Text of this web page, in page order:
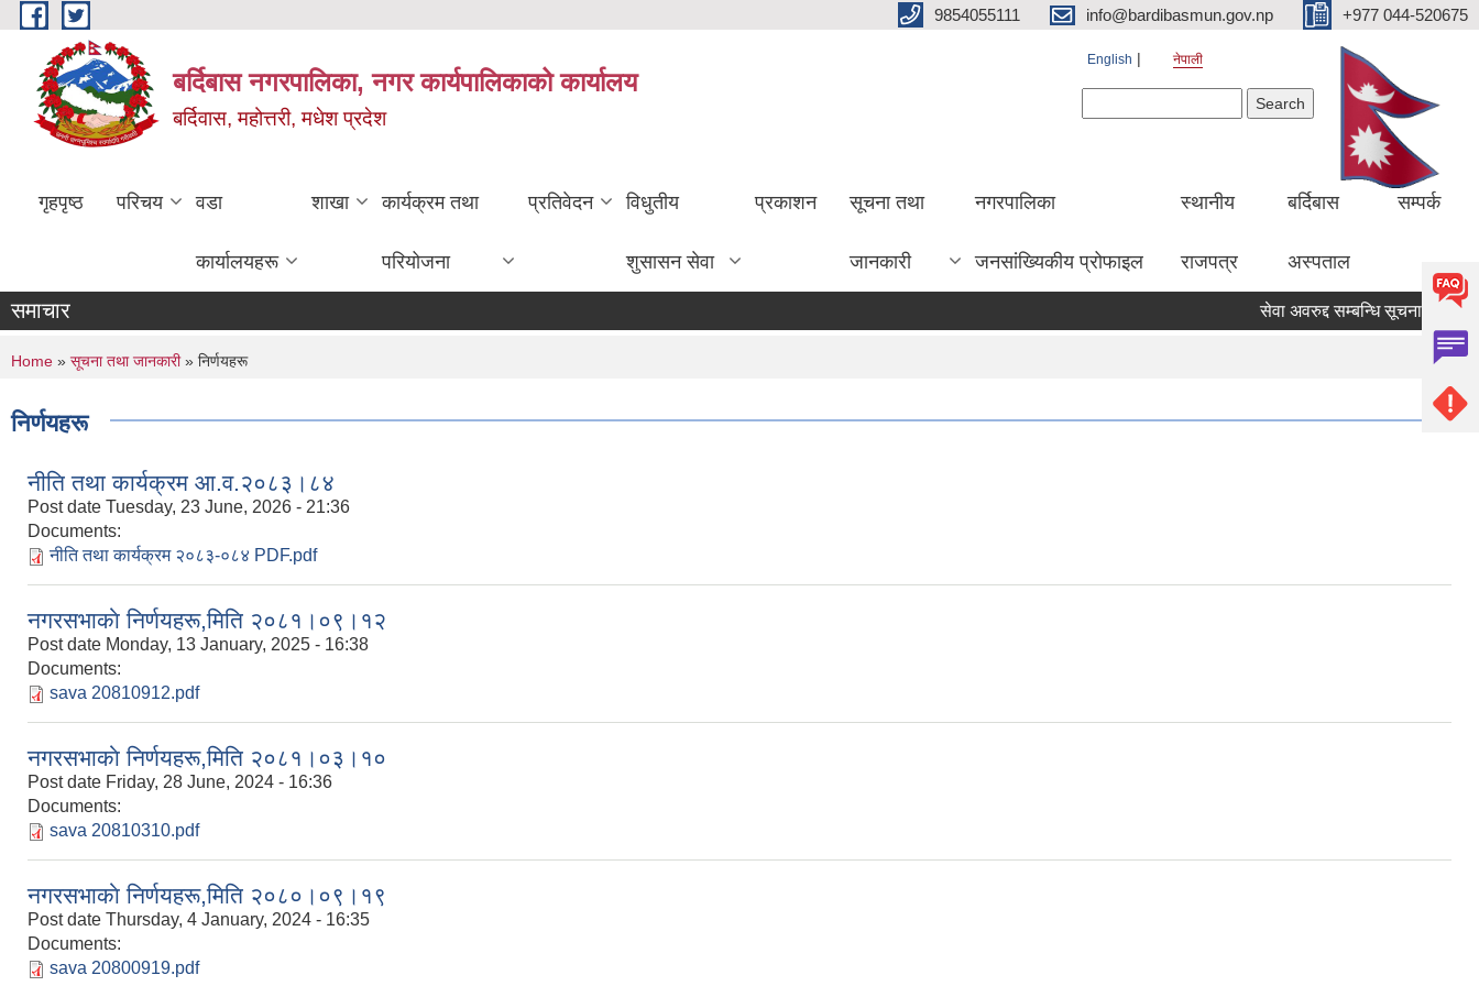
Skip to main content 9854055111 info@bardibasmun.gov.np +977 044-520675
बर्दिबास नगरपालिका, नगर कार्यपालिकाको कार्यालय
बर्दिवास, महोत्तरी, मधेश प्रदेश
English नेपाली
गृहपृष्ठ परिचय वडा
कार्यालयहरू
शाखा कार्यक्रम तथा
परियोजना
प्रतिवेदन विधुतीय
शुसासन सेवा
प्रकाशन सूचना तथा
जानकारी
नगरपालिका
जनसांख्यिकीय प्रोफाइल
स्थानीय
राजपत्र
बर्दिबास
अस्पताल
सम्पर्क
समाचार सेवा अवरुद्द सम्बन्धि सूचना
You are here
Home » सूचना तथा जानकारी» निर्णयहरू
निर्णयहरू
नीति तथा कार्यक्रम आ.व.२०८३।८४
Post date Tuesday, 23 June, 2026 - 21:36
Documents:
नीति तथा कार्यक्रम २०८३-०८४ PDF.pdf
नगरसभाकाे निर्णयहरू,मिति २०८१।०९।१२
Post date Monday, 13 January, 2025 - 16:38
Documents:
sava 20810912.pdf
नगरसभाकाे निर्णयहरू,मिति २०८१।०३।१०
Post date Friday, 28 June, 2024 - 16:36
Documents:
sava 20810310.pdf
नगरसभाकाे निर्णयहरू,मिति २०८०।०९।१९
Post date Thursday, 4 January, 2024 - 16:35
Documents:
sava 20800919.pdf